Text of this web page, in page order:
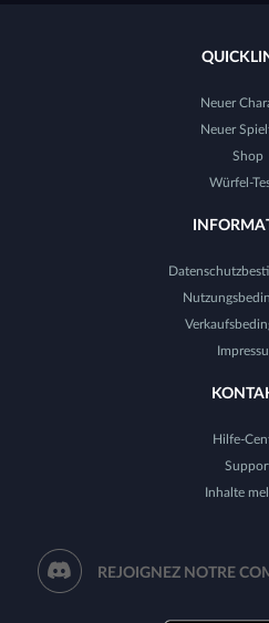
Neuer
Neuer
Shop
Würfel-
Hilfe-
Inhalte
REJOIGNEZ NOTRE